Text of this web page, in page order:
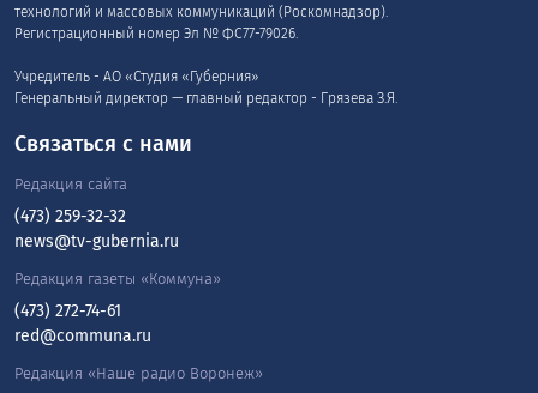
технологий и массовых коммуникаций (Роскомнадзор).
Регистрационный номер Эл № ФС77-79026.
Учредитель - АО «Студия «Губерния»
Генеральный директор — главный редактор - Грязева З.Я.
Связаться с нами
Редакция сайта
(473) 259-32-32
news@tv-gubernia.ru
Редакция газеты «Коммуна»
(473) 272-74-61
red@communa.ru
Редакция «Наше радио Воронеж»